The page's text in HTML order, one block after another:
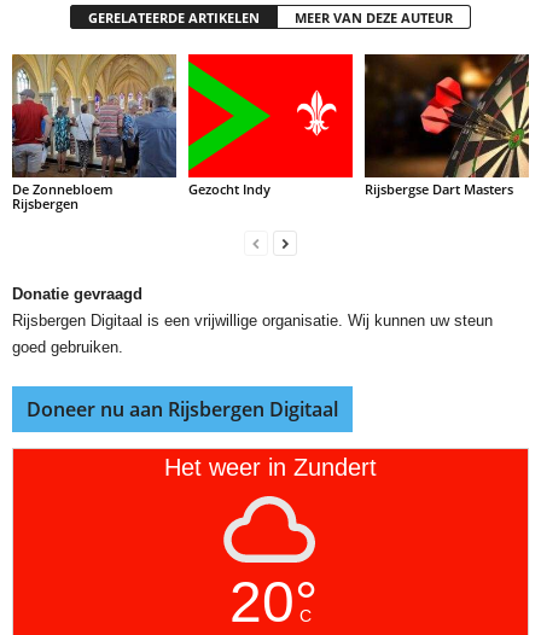
GERELATEERDE ARTIKELEN MEER VAN DEZE AUTEUR
De Zonnebloem
Rijsbergen
Gezocht Indy Rijsbergse Dart Masters
Donatie gevraagd
Rijsbergen Digitaal is een vrijwillige organisatie. Wij kunnen uw steun
goed gebruiken.
Doneer nu aan Rijsbergen Digitaal
Het weer in Zundert
20°
C